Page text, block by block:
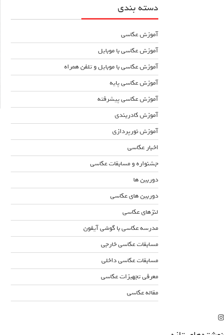
دسته بندی
آموزش عکاسی
آموزش عکاسی با موبایل
آموزش عکاسی با موبایل و تلفن همراه
آموزش عکاسی پایه
آموزش عکاسی پیشرفته
آموزش کادربندی
آموزش نورپردازی
اخبار عکاسی
جشنواره و مسابقات عکاسی
دوربین ها
دوربین های عکاسی
لنزهای عکاسی
مدرسه عکاسی با گوشی آیفون
مسابقات عکاسی خارجی
مسابقات عکاسی داخلی
معرفی تجهیزات عکاسی
مقاله عکاسی